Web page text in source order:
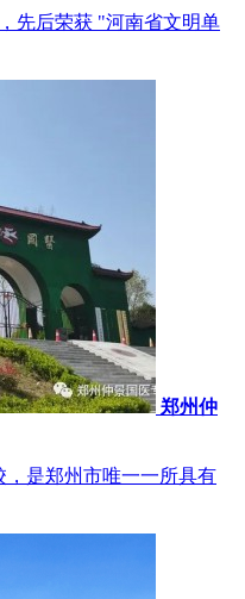
先后荣获 "河南省文明单
郑州仲
是郑州市唯一一所具有